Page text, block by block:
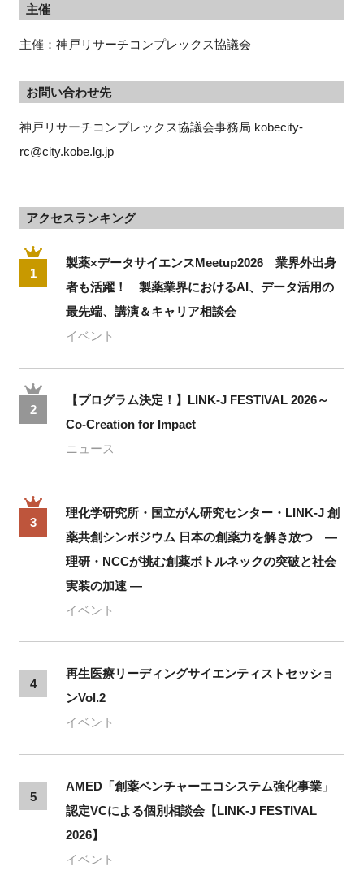
主催
主催：神戸リサーチコンプレックス協議会
お問い合わせ先
神戸リサーチコンプレックス協議会事務局 kobecity-
rc@city.kobe.lg.jp
アクセスランキング
1
製薬×データサイエンスMeetup2026 業界外出身
者も活躍！ 製薬業界におけるAI、データ活用の
最先端、講演＆キャリア相談会
イベント
2
【プログラム決定！】LINK-J FESTIVAL 2026～
Co-Creation for Impact
ニュース
3
理化学研究所・国立がん研究センター・LINK-J 創
薬共創シンポジウム 日本の創薬力を解き放つ ―
理研・NCCが挑む創薬ボトルネックの突破と社会
実装の加速 ―
イベント
4
再生医療リーディングサイエンティストセッショ
ンVol.2
イベント
5
AMED「創薬ベンチャーエコシステム強化事業」
認定VCによる個別相談会【LINK-J FESTIVAL
2026】
イベント